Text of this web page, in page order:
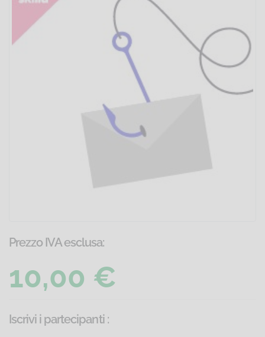
Prezzo IVA esclusa:
10,00 €
Iscrivi i partecipanti :